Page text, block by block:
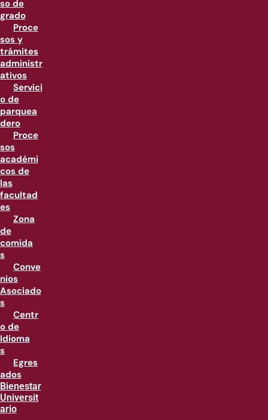
so de
grado
Proce
sos y
trámites
administr
ativos
Servici
o de
parquea
dero
Proce
sos
académi
cos de
las
facultad
es
Zona
de
comida
s
Conve
nios
Asociado
s
Centr
o de
Idioma
s
Egres
ados
Bienestar
Universit
ario